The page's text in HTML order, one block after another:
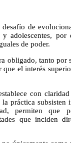
de
adolescentes, por
de poder.
obligado, tanto
el interés
con
práctica subsisten
permiten que
que inciden